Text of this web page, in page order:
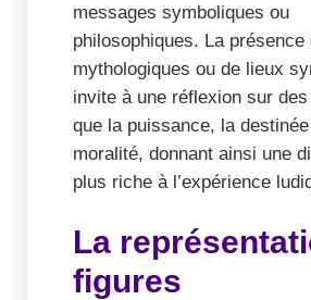
messages symboliques ou
philosophiques. La présence
mythologiques ou de lieux
invite à une réflexion sur
que la puissance, la
moralité, donnant ainsi une
plus riche à l’expérience
La
figures